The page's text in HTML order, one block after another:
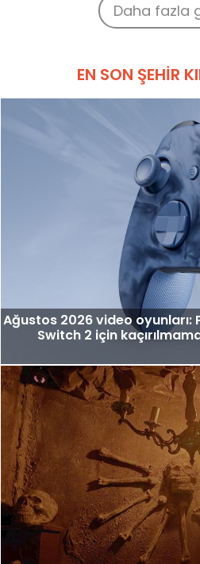
Daha fazla
EN SON ŞEHIR
Ağustos 2026 video oyunları:
Switch 2 için